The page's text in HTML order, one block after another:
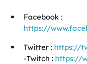
Facebook :
https://
Twitter : https://
-Twitch : https://